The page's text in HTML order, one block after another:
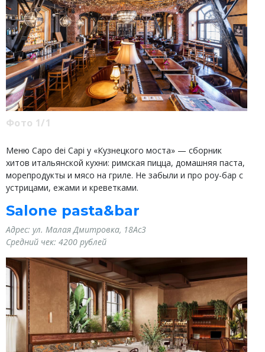
Фото 1/1
Меню Capo dei Capi у «Кузнецкого моста» — сборник
хитов итальянской кухни: римская пицца, домашняя паста,
морепродукты и мясо на гриле. Не забыли и про роу-бар с
устрицами, ежами и креветками.
Salone pasta&bar
Адрес: ул. Малая Дмитровка, 18Ас3
Средний чек: 4200 рублей